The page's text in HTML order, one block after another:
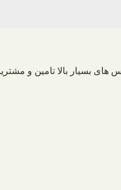
بسیار بالا تامین و